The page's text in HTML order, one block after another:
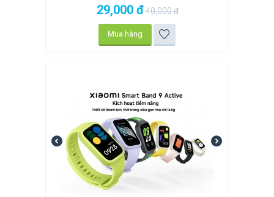
29,000 đ40,000đ
Mua hàng